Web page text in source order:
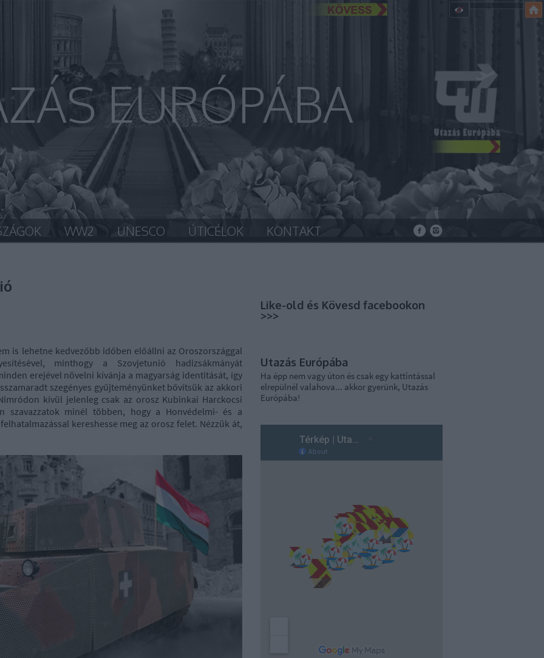
EURÓPÁBA
WW2 UNESCO ÚTICÉLOK KONTAKT
is lehetne kedvezőbb időben előállni az Oroszországgal
minthogy a Szovjetunió hadizsákmányát
erejével növelni kívánja a magyarság identitását, így
szegényes gyűjteményünket bővítsük az akkori
kívül jelenleg csak az orosz Kubinkai Harckocsi
szavazzatok minél többen, hogy a Honvédelmi- és a
kereshesse meg az orosz felet. Nézzük át,
Like-old és Kövesd facebookon
>>>
Utazás Európába
Ha épp nem vagy úton és csak egy kattintással
elrepülnél valahova... akkor gyerünk, Utazás
Európába!